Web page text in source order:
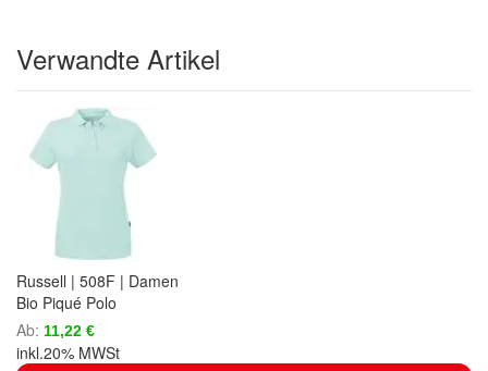
Verwandte Artikel
Russell | 508F | Damen
Bio Piqué Polo
Ab 11,22 €
inkl.20% MWSt